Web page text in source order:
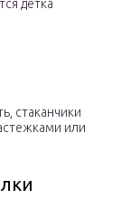
детка
стаканчики
или